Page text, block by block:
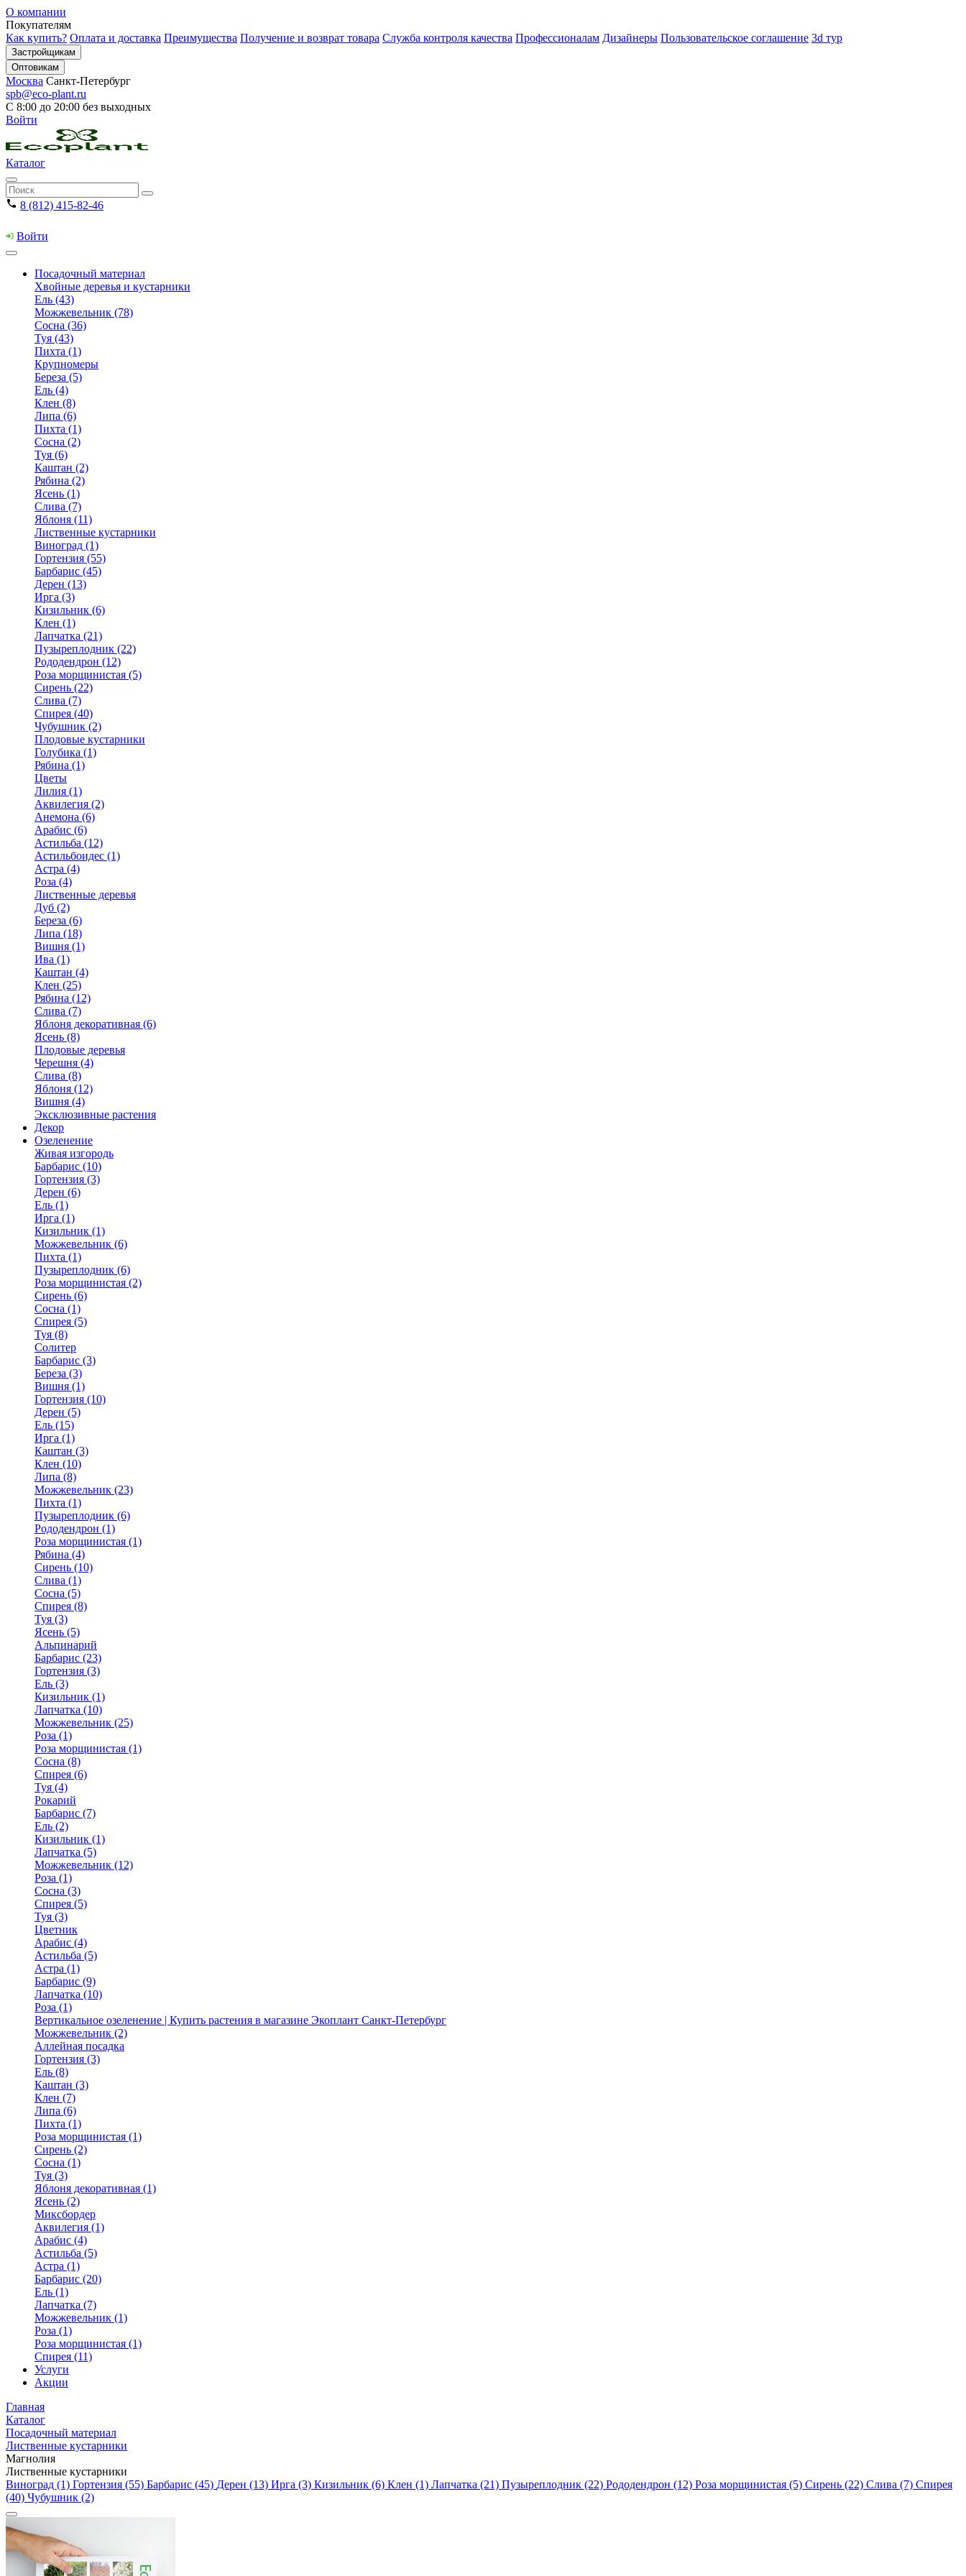
О компании
Покупателям
Как купить? Оплата и доставка Преимущества Получение и возврат товара Служба контроля качества Профессионалам Дизайнеры Пользовательское соглашение 3d тур
Застройщикам
Оптовикам
Москва Санкт-Петербург
spb@eco-plant.ru
С 8:00 до 20:00 без выходных
Войти
Каталог
8 (812) 415-82-46
Войти
Посадочный материал
Хвойные деревья и кустарники
Ель (43)
Можжевельник (78)
Сосна (36)
Туя (43)
Пихта (1)
Крупномеры
Береза (5)
Ель (4)
Клен (8)
Липа (6)
Пихта (1)
Сосна (2)
Туя (6)
Каштан (2)
Рябина (2)
Ясень (1)
Слива (7)
Яблоня (11)
Лиственные кустарники
Виноград (1)
Гортензия (55)
Барбарис (45)
Дерен (13)
Ирга (3)
Кизильник (6)
Клен (1)
Лапчатка (21)
Пузыреплодник (22)
Рододендрон (12)
Роза морщинистая (5)
Сирень (22)
Слива (7)
Спирея (40)
Чубушник (2)
Плодовые кустарники
Голубика (1)
Рябина (1)
Цветы
Лилия (1)
Аквилегия (2)
Анемона (6)
Арабис (6)
Астильба (12)
Астильбоидес (1)
Астра (4)
Роза (4)
Лиственные деревья
Дуб (2)
Береза (6)
Липа (18)
Вишня (1)
Ива (1)
Каштан (4)
Клен (25)
Рябина (12)
Слива (7)
Яблоня декоративная (6)
Ясень (8)
Плодовые деревья
Черешня (4)
Слива (8)
Яблоня (12)
Вишня (4)
Эксклюзивные растения
Декор
Озеленение
Живая изгородь
Барбарис (10)
Гортензия (3)
Дерен (6)
Ель (1)
Ирга (1)
Кизильник (1)
Можжевельник (6)
Пихта (1)
Пузыреплодник (6)
Роза морщинистая (2)
Сирень (6)
Сосна (1)
Спирея (5)
Туя (8)
Солитер
Барбарис (3)
Береза (3)
Вишня (1)
Гортензия (10)
Дерен (5)
Ель (15)
Ирга (1)
Каштан (3)
Клен (10)
Липа (8)
Можжевельник (23)
Пихта (1)
Пузыреплодник (6)
Рододендрон (1)
Роза морщинистая (1)
Рябина (4)
Сирень (10)
Слива (1)
Сосна (5)
Спирея (8)
Туя (3)
Ясень (5)
Альпинарий
Барбарис (23)
Гортензия (3)
Ель (3)
Кизильник (1)
Лапчатка (10)
Можжевельник (25)
Роза (1)
Роза морщинистая (1)
Сосна (8)
Спирея (6)
Туя (4)
Рокарий
Барбарис (7)
Ель (2)
Кизильник (1)
Лапчатка (5)
Можжевельник (12)
Роза (1)
Сосна (3)
Спирея (5)
Туя (3)
Цветник
Арабис (4)
Астильба (5)
Астра (1)
Барбарис (9)
Лапчатка (10)
Роза (1)
Вертикальное озеленение | Купить растения в магазине Экоплант Санкт-Петербург
Можжевельник (2)
Аллейная посадка
Гортензия (3)
Ель (8)
Каштан (3)
Клен (7)
Липа (6)
Пихта (1)
Роза морщинистая (1)
Сирень (2)
Сосна (1)
Туя (3)
Яблоня декоративная (1)
Ясень (2)
Миксбордер
Аквилегия (1)
Арабис (4)
Астильба (5)
Астра (1)
Барбарис (20)
Ель (1)
Лапчатка (7)
Можжевельник (1)
Роза (1)
Роза морщинистая (1)
Спирея (11)
Услуги
Акции
Главная
Каталог
Посадочный материал
Лиственные кустарники
Магнолия
Лиственные кустарники
Виноград (1) Гортензия (55) Барбарис (45) Дерен (13) Ирга (3) Кизильник (6) Клен (1) Лапчатка (21) Пузыреплодник (22) Рододендрон (12) Роза морщинистая (5) Сирень (22) Слива (7) Спирея
(40) Чубушник (2)